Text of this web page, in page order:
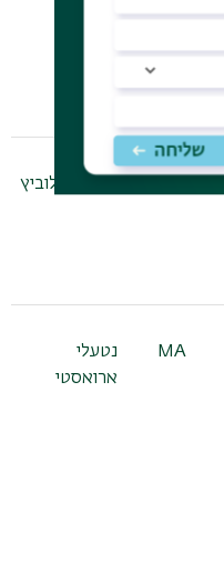
רחל מנדלוביץ
MA
נטעלי
ארואסטי